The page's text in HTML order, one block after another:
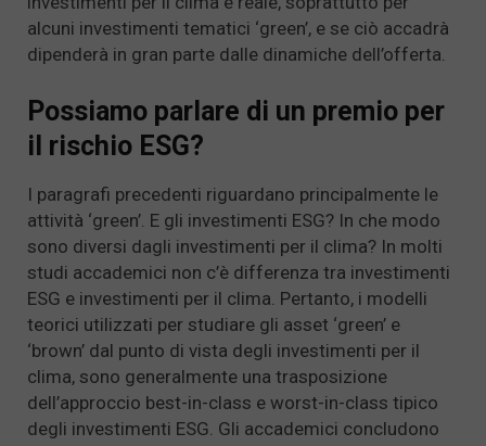
alcuni investimenti tematici ‘green’, e se ciò accadrà
dipenderà in gran parte dalle dinamiche dell’offerta.
Possiamo parlare di un premio per
il rischio ESG?
I paragrafi precedenti riguardano principalmente le
attività ‘green’. E gli investimenti ESG? In che modo
sono diversi dagli investimenti per il clima? In molti
studi accademici non c’è differenza tra investimenti
ESG e investimenti per il clima. Pertanto, i modelli
teorici utilizzati per studiare gli asset ‘green’ e
‘brown’ dal punto di vista degli investimenti per il
clima, sono generalmente una trasposizione
dell’approccio best-in-class e worst-in-class tipico
degli investimenti ESG. Gli accademici concludono